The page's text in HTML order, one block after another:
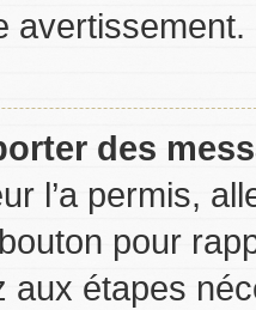
avertissement.
des
l’a permis,
pour
aux étapes